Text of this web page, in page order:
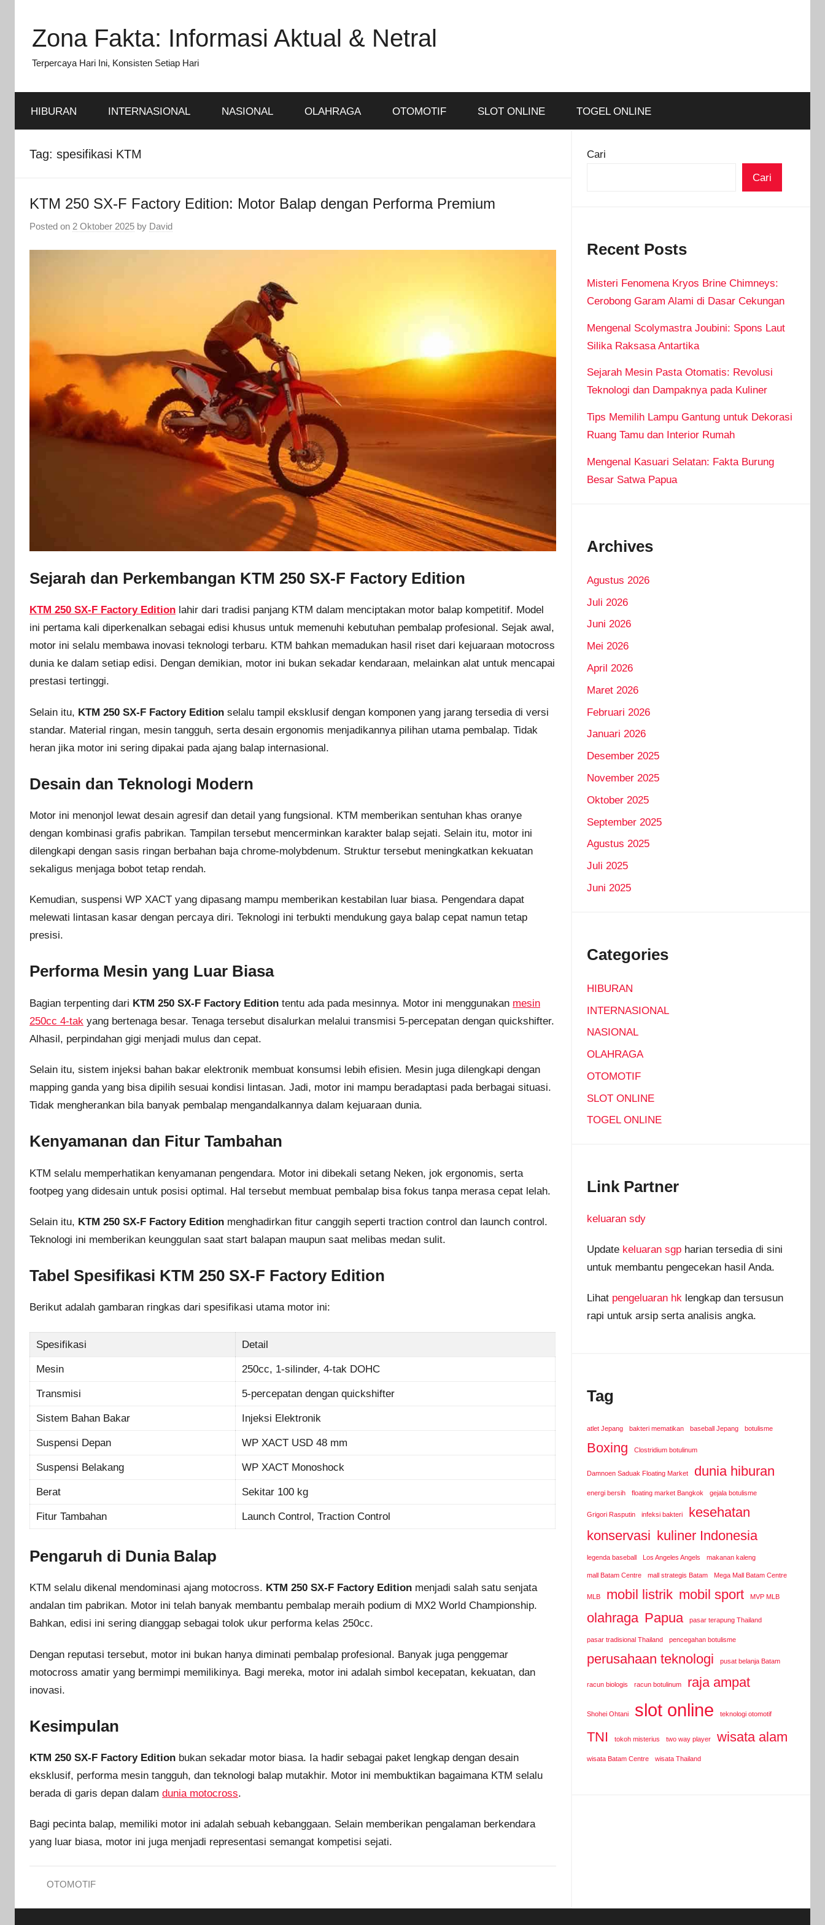
content
Zona Fakta: Informasi Aktual & Netral
Terpercaya Hari Ini, Konsisten Setiap Hari
HIBURAN INTERNASIONAL NASIONAL OLAHRAGA OTOMOTIF SLOT ONLINE TOGEL ONLINE
Tag: spesifikasi KTM
KTM 250 SX-F Factory Edition: Motor Balap dengan Performa Premium
Posted on 2 Oktober 2025 by David
Sejarah dan Perkembangan KTM 250 SX-F Factory Edition
KTM 250 SX-F Factory Edition lahir dari tradisi panjang KTM dalam menciptakan motor balap kompetitif. Model
ini pertama kali diperkenalkan sebagai edisi khusus untuk memenuhi kebutuhan pembalap profesional. Sejak awal,
motor ini selalu membawa inovasi teknologi terbaru. KTM bahkan memadukan hasil riset dari kejuaraan motocross
dunia ke dalam setiap edisi. Dengan demikian, motor ini bukan sekadar kendaraan, melainkan alat untuk mencapai
prestasi tertinggi.
Selain itu, KTM 250 SX-F Factory Edition selalu tampil eksklusif dengan komponen yang jarang tersedia di versi
standar. Material ringan, mesin tangguh, serta desain ergonomis menjadikannya pilihan utama pembalap. Tidak
heran jika motor ini sering dipakai pada ajang balap internasional.
Desain dan Teknologi Modern
Motor ini menonjol lewat desain agresif dan detail yang fungsional. KTM memberikan sentuhan khas oranye
dengan kombinasi grafis pabrikan. Tampilan tersebut mencerminkan karakter balap sejati. Selain itu, motor ini
dilengkapi dengan sasis ringan berbahan baja chrome-molybdenum. Struktur tersebut meningkatkan kekuatan
sekaligus menjaga bobot tetap rendah.
Kemudian, suspensi WP XACT yang dipasang mampu memberikan kestabilan luar biasa. Pengendara dapat
melewati lintasan kasar dengan percaya diri. Teknologi ini terbukti mendukung gaya balap cepat namun tetap
presisi.
Performa Mesin yang Luar Biasa
Bagian terpenting dari KTM 250 SX-F Factory Edition tentu ada pada mesinnya. Motor ini menggunakan mesin
250cc 4-tak yang bertenaga besar. Tenaga tersebut disalurkan melalui transmisi 5-percepatan dengan quickshifter.
Alhasil, perpindahan gigi menjadi mulus dan cepat.
Selain itu, sistem injeksi bahan bakar elektronik membuat konsumsi lebih efisien. Mesin juga dilengkapi dengan
mapping ganda yang bisa dipilih sesuai kondisi lintasan. Jadi, motor ini mampu beradaptasi pada berbagai situasi.
Tidak mengherankan bila banyak pembalap mengandalkannya dalam kejuaraan dunia.
Kenyamanan dan Fitur Tambahan
KTM selalu memperhatikan kenyamanan pengendara. Motor ini dibekali setang Neken, jok ergonomis, serta
footpeg yang didesain untuk posisi optimal. Hal tersebut membuat pembalap bisa fokus tanpa merasa cepat lelah.
Selain itu, KTM 250 SX-F Factory Edition menghadirkan fitur canggih seperti traction control dan launch control.
Teknologi ini memberikan keunggulan saat start balapan maupun saat melibas medan sulit.
Tabel Spesifikasi KTM 250 SX-F Factory Edition
Berikut adalah gambaran ringkas dari spesifikasi utama motor ini:
Spesifikasi Detail
Mesin 250cc, 1-silinder, 4-tak DOHC
Transmisi 5-percepatan dengan quickshifter
Sistem Bahan Bakar Injeksi Elektronik
Suspensi Depan WP XACT USD 48 mm
Suspensi Belakang WP XACT Monoshock
Berat Sekitar 100 kg
Fitur Tambahan Launch Control, Traction Control
Pengaruh di Dunia Balap
KTM selalu dikenal mendominasi ajang motocross. KTM 250 SX-F Factory Edition menjadi salah satu senjata
andalan tim pabrikan. Motor ini telah banyak membantu pembalap meraih podium di MX2 World Championship.
Bahkan, edisi ini sering dianggap sebagai tolok ukur performa kelas 250cc.
Dengan reputasi tersebut, motor ini bukan hanya diminati pembalap profesional. Banyak juga penggemar
motocross amatir yang bermimpi memilikinya. Bagi mereka, motor ini adalah simbol kecepatan, kekuatan, dan
inovasi.
Kesimpulan
KTM 250 SX-F Factory Edition bukan sekadar motor biasa. Ia hadir sebagai paket lengkap dengan desain
eksklusif, performa mesin tangguh, dan teknologi balap mutakhir. Motor ini membuktikan bagaimana KTM selalu
berada di garis depan dalam dunia motocross.
Bagi pecinta balap, memiliki motor ini adalah sebuah kebanggaan. Selain memberikan pengalaman berkendara
yang luar biasa, motor ini juga menjadi representasi semangat kompetisi sejati.
OTOMOTIF
Cari
Cari
Recent Posts
Misteri Fenomena Kryos Brine Chimneys:
Cerobong Garam Alami di Dasar Cekungan
Mengenal Scolymastra Joubini: Spons Laut
Silika Raksasa Antartika
Sejarah Mesin Pasta Otomatis: Revolusi
Teknologi dan Dampaknya pada Kuliner
Tips Memilih Lampu Gantung untuk Dekorasi
Ruang Tamu dan Interior Rumah
Mengenal Kasuari Selatan: Fakta Burung
Besar Satwa Papua
Archives
Agustus 2026
Juli 2026
Juni 2026
Mei 2026
April 2026
Maret 2026
Februari 2026
Januari 2026
Desember 2025
November 2025
Oktober 2025
September 2025
Agustus 2025
Juli 2025
Juni 2025
Categories
HIBURAN
INTERNASIONAL
NASIONAL
OLAHRAGA
OTOMOTIF
SLOT ONLINE
TOGEL ONLINE
Link Partner
keluaran sdy
Update keluaran sgpharian tersedia di sini
untuk membantu pengecekan hasil Anda.
Lihat pengeluaran hklengkap dan tersusun
rapi untuk arsip serta analisis angka.
Tag
atlet Jepang bakteri mematikan baseball Jepang botulisme
Boxing Clostridium botulinum
Damnoen Saduak Floating Market dunia hiburan
energi bersih floating market Bangkok gejala botulisme
Grigori Rasputin infeksi bakteri
kesehatan
konservasi kuliner Indonesia
legenda baseball Los Angeles Angels makanan kaleng
mall Batam Centre mall strategis Batam Mega Mall Batam Centre
MLB mobil listrik mobil sport MVP MLB
olahraga Papua pasar terapung Thailand
pasar tradisional Thailand pencegahan botulisme
perusahaan teknologi pusat belanja Batam
racun biologis racun botulinum raja ampat
Shohei Ohtani slot online teknologi otomotif
TNI tokoh misterius two way player wisata alam
wisata Batam Centre wisata Thailand